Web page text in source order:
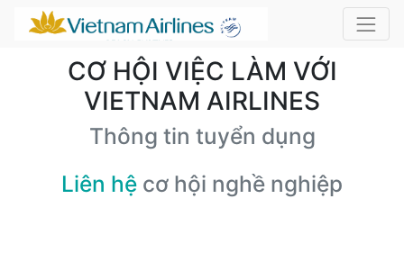
CƠ HỘI VIỆC LÀM VỚI
VIETNAM AIRLINES
Thông tin tuyển dụng
Liên hệ cơ hội nghề nghiệp